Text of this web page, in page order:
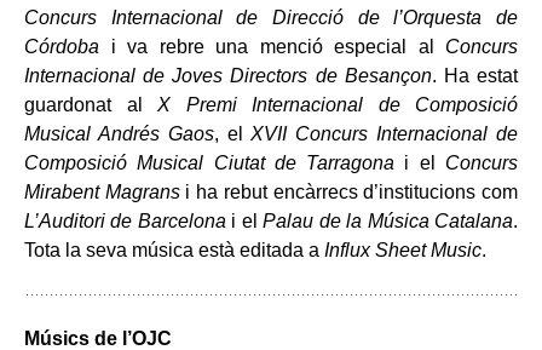
Concurs Internacional de Direcció de l’Orquesta de
Córdoba i va rebre una menció especial al Concurs
Internacional de Joves Directors de Besançon. Ha estat
guardonat al X Premi Internacional de Composició
Musical Andrés Gaos, elXVII Concurs Internacional de
Composició Musical Ciutat de Tarragona i el Concurs
Mirabent Magransi ha rebut encàrrecs d’institucions com
L’Auditori de Barcelona i elPalau de la Música Catalana.
Tota la seva música està editada a Influx Sheet Music.
Músics de l’OJC